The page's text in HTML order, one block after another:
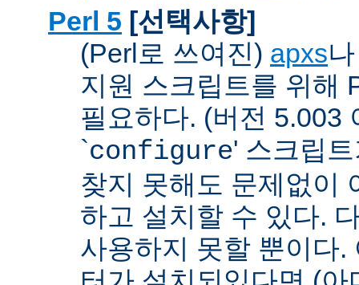
Perl 5 [선택사항]
(Perl로 쓰여진) apxs
지원 스크립트를 위해
필요하다. (버전 5.003
`configure' 스크립
찾지 못해도 문제없이
하고 설치할 수 있다.
사용하지 못할 뿐이다.